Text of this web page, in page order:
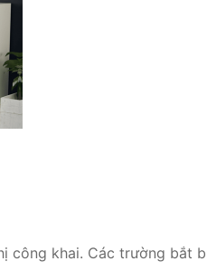
FOR SME
đài VoIP Yeastar S412
VoIP Yeastar S20
VoIP Yeastar S50
PHONE SYSTEM
công khai. Các trường bắt